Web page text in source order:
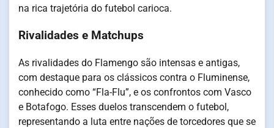
na rica trajetória do futebol carioca.
Rivalidades e Matchups
As rivalidades do Flamengo são intensas e antigas,
com destaque para os clássicos contra o Fluminense,
conhecido como “Fla-Flu”, e os confrontos com Vasco
e Botafogo. Esses duelos transcendem o futebol,
representando a luta entre nações de torcedores que se